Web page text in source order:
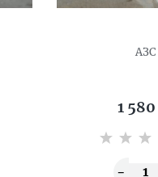
АЗС
1 580